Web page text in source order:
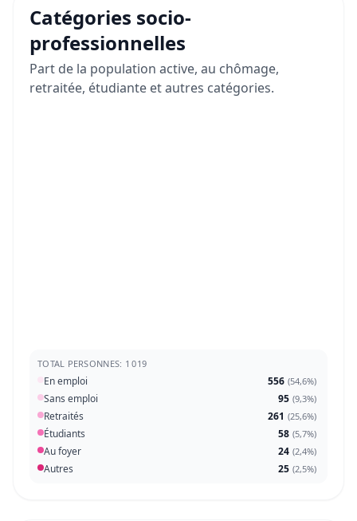
Catégories socio-
professionnelles
Part de la population active, au chômage,
retraitée, étudiante et autres catégories.
TOTAL PERSONNES: 1 019
En emploi 556 (54,6%)
Sans emploi 95 (9,3%)
Retraités 261 (25,6%)
Étudiants 58 (5,7%)
Au foyer 24 (2,4%)
Autres 25 (2,5%)